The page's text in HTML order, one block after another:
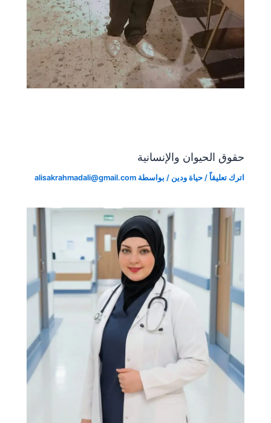
حقوق الحيوان والإنسانية
اترك تعليقاً /حياة ودين / بواسطة alisakrahmadali@gmail.com